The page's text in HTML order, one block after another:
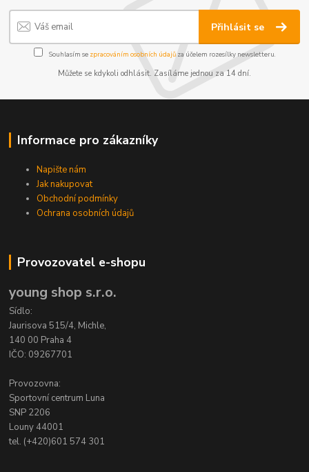
Přihlásit se
Souhlasím se zpracováním osobních údajůza účelem rozesílky newsletteru.
Můžete se kdykoli odhlásit. Zasíláme jednou za 14 dní.
Informace pro zákazníky
Napište nám
Jak nakupovat
Obchodní podmínky
Ochrana osobních údajů
Provozovatel e-shopu
young shop s.r.o.
Sídlo:
Jaurisova 515/4, Michle,
140 00 Praha 4
IČO: 09267701
Provozovna:
Sportovní centrum Luna
SNP 2206
Louny 44001
tel. (+420)601 574 301